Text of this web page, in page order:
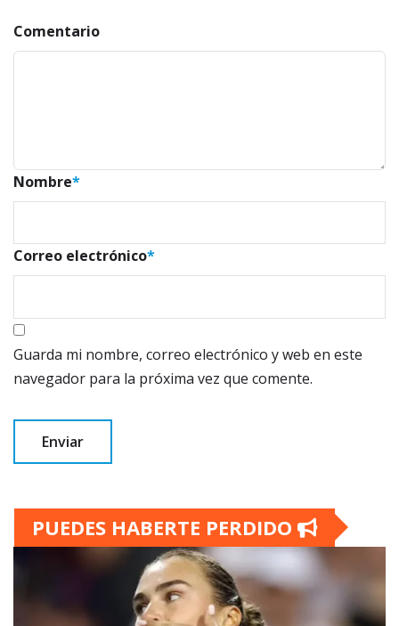
Comentario
Nombre*
Correo electrónico*
Guarda mi nombre, correo electrónico y web en este
navegador para la próxima vez que comente.
PUEDES HABERTE PERDIDO